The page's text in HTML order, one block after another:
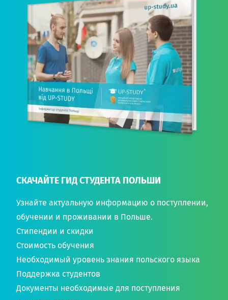
СКАЧАЙТЕ ГИД СТУДЕНТА ПОЛЬШИ
Узнайте актуальную информацию о поступлении,
обучении и проживании в Польше.
Стипендии и скидки
Стоимость обучения
Необходимый уровень знания польского языка
Поддержка студентов
Документы необходимые для поступления